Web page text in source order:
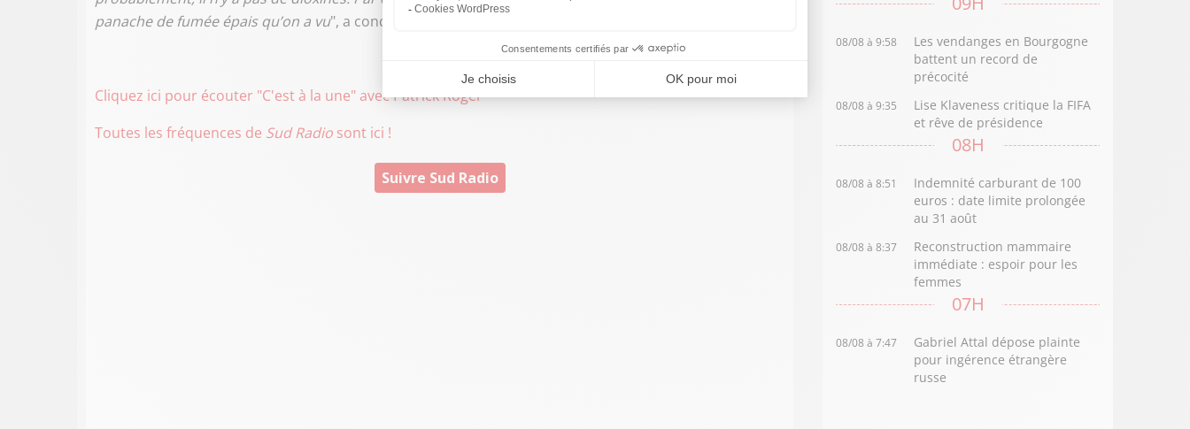
panache de fumée épais qu’on a vu", a conclu Gilles Dixsaut.
Cliquez ici pour écouter "C'est à la une" avec Patrick Roger
Toutes les fréquences de Sud Radio sont ici !
Suivre Sud Radio
08/08 à 9:58
Les vendanges en Bourgogne
battent un record de
précocité
08/08 à 9:35
Lise Klaveness critique la FIFA
et rêve de présidence
08H
08/08 à 8:51
Indemnité carburant de 100
euros : date limite prolongée
au 31 août
08/08 à 8:37
Reconstruction mammaire
immédiate : espoir pour les
femmes
07H
08/08 à 7:47
Gabriel Attal dépose plainte
pour ingérence étrangère
russe